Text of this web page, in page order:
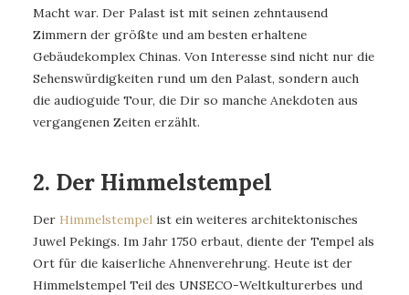
Macht war. Der Palast ist mit seinen zehntausend
Zimmern der größte und am besten erhaltene
Gebäudekomplex Chinas. Von Interesse sind nicht nur die
Sehenswürdigkeiten rund um den Palast, sondern auch
die audioguide Tour, die Dir so manche Anekdoten aus
vergangenen Zeiten erzählt.
2. Der Himmelstempel
Der Himmelstempel ist ein weiteres architektonisches
Juwel Pekings. Im Jahr 1750 erbaut, diente der Tempel als
Ort für die kaiserliche Ahnenverehrung. Heute ist der
Himmelstempel Teil des UNSECO-Weltkulturerbes und